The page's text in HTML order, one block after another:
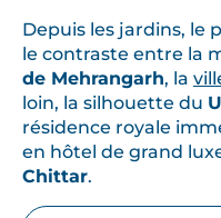
Depuis les jardins, le
le contraste entre la
de Mehrangarh, la
loin, la silhouette du
résidence royale
en hôtel de grand
Chittar.